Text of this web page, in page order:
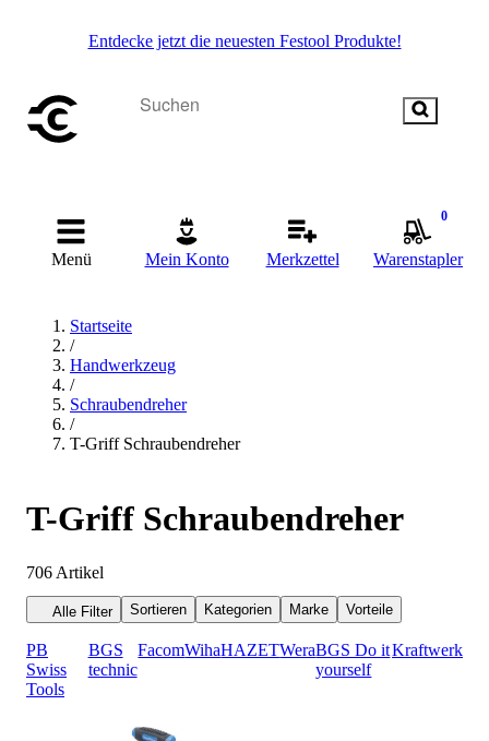
Entdecke jetzt die neuesten Festool Produkte!
Menü Mein Konto Merkzettel
0
Warenstapler
Startseite
/
Handwerkzeug
/
Schraubendreher
/
T-Griff Schraubendreher
T-Griff Schraubendreher
706 Artikel
Alle Filter Sortieren Kategorien Marke Vorteile
PB
Swiss
Tools
BGS
technic
FacomWihaHAZETWeraBGS Do it
yourself
Kraftwerk